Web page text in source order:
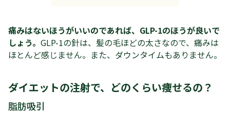
痛みはないほうがいいのであれば、GLP-1のほうが良いで
しょう。 GLP-1の針は、髪の毛ほどの太さなので、痛みは
ほとんど感じません。また、ダウンタイムもありません。
ダイエットの注射で、どのくらい痩せるの？
脂肪吸引